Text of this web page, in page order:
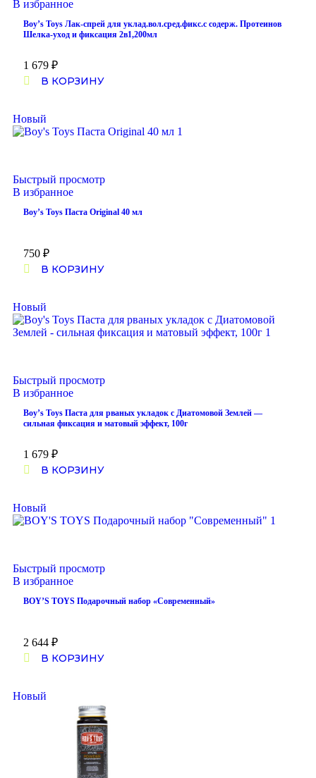
В избранное
Boy’s Toys Лак-спрей для уклад.вол.сред.фикс.с содерж. Протеинов
Шелка-уход и фиксация 2в1,200мл
1 679 ₽
В КОРЗИНУ
Новый
Быстрый просмотр
В избранное
Boy’s Toys Паста Original 40 мл
750 ₽
В КОРЗИНУ
Новый
Быстрый просмотр
В избранное
Boy’s Toys Паста для рваных укладок с Диатомовой Землей —
сильная фиксация и матовый эффект, 100г
1 679 ₽
В КОРЗИНУ
Новый
Быстрый просмотр
В избранное
BOY’S TOYS Подарочный набор «Современный»
2 644 ₽
В КОРЗИНУ
Новый